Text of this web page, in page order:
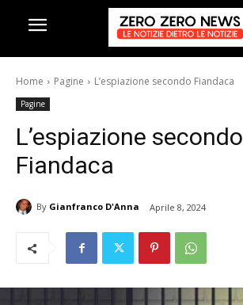
Home Pagine L’espiazione secondo Fiandaca
Pagine
L’espiazione secondo
Fiandaca
By Gianfranco D'Anna Aprile 8, 2024